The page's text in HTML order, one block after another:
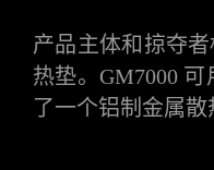
产品主体和掠夺
热垫。 GM7000
了一个铝制金属散